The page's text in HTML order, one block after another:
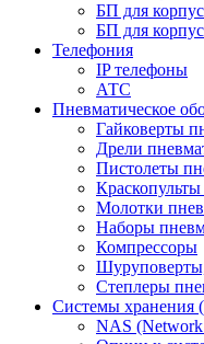
БП для
БП для
Телефония
IP телефоны
АТС
Пневматическое
Гайковерты
Дрели
Пистолеты
Молотки
Наборы
Компрессоры
Степлеры
Cистемы хранения
NAS (Network